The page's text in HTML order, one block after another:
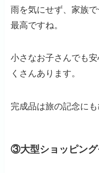
雨を気にせず、家族
最高ですね。
小さなお子さんでも
くさんあります。
完成品は旅の記念にも
③大型ショッピン